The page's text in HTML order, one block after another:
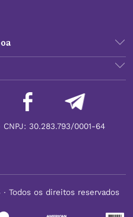
CNPJ: 30.283.793/0001-64
Todos os direitos reservados